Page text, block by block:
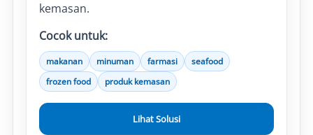
kemasan.
Cocok untuk:
makanan minuman farmasi
seafood
frozen food
produk kemasan
Lihat Solusi